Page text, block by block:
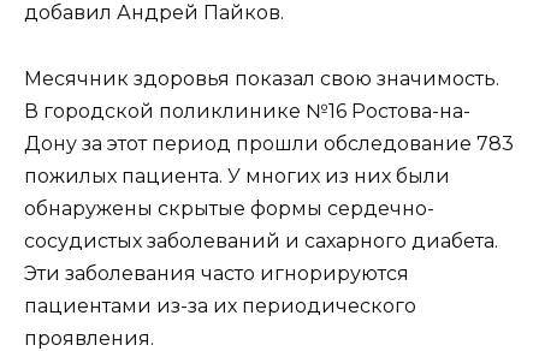
добавил Андрей Пайков.
Месячник здоровья показал свою значимость.
В городской поликлинике №16 Ростова-на-
Дону за этот период прошли обследование 783
пожилых пациента. У многих из них были
обнаружены скрытые формы сердечно-
сосудистых заболеваний и сахарного диабета.
Эти заболевания часто игнорируются
пациентами из-за их периодического
проявления.